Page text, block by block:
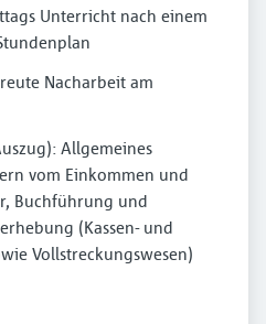
Unterricht nach einem
Nacharbeit am
Allgemeines
vom Einkommen und
Buchführung und
(Kassen- und
Vollstreckungswesen)